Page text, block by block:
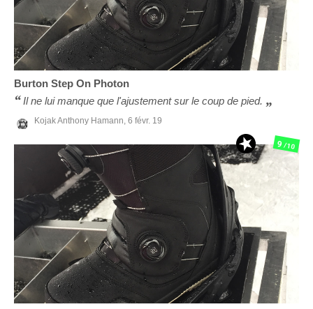
Burton Step On Photon
Il ne lui manque que l'ajustement sur le coup de pied.
Kojak Anthony Hamann, 6 févr. 19
9/10